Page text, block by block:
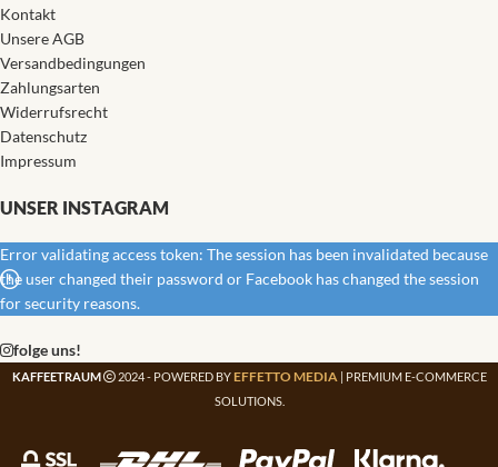
Kontakt
Unsere AGB
Versandbedingungen
Zahlungsarten
Widerrufsrecht
Datenschutz
Impressum
UNSER INSTAGRAM
Error validating access token: The session has been invalidated because
the user changed their password or Facebook has changed the session
for security reasons.
folge uns!
KAFFEETRAUM 2024 - POWERED BY EFFETTO MEDIA | PREMIUM E-COMMERCE
SOLUTIONS.